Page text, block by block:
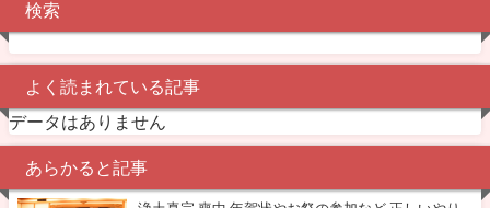
検索
よく読まれている記事
データはありません
あらかると記事